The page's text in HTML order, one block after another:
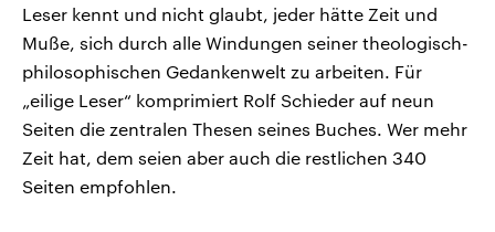
Leser kennt und nicht glaubt, jeder hätte Zeit und
Muße, sich durch alle Windungen seiner theologisch-
philosophischen Gedankenwelt zu arbeiten. Für
„eilige Leser“ komprimiert Rolf Schieder auf neun
Seiten die zentralen Thesen seines Buches. Wer mehr
Zeit hat, dem seien aber auch die restlichen 340
Seiten empfohlen.